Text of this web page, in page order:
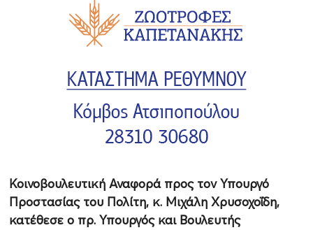
Κοινοβουλευτική Αναφορά προς τον Υπουργό
Προστασίας του Πολίτη, κ. Μιχάλη Χρυσοχοΐδη,
κατέθεσε ο πρ. Υπουργός και Βουλευτής